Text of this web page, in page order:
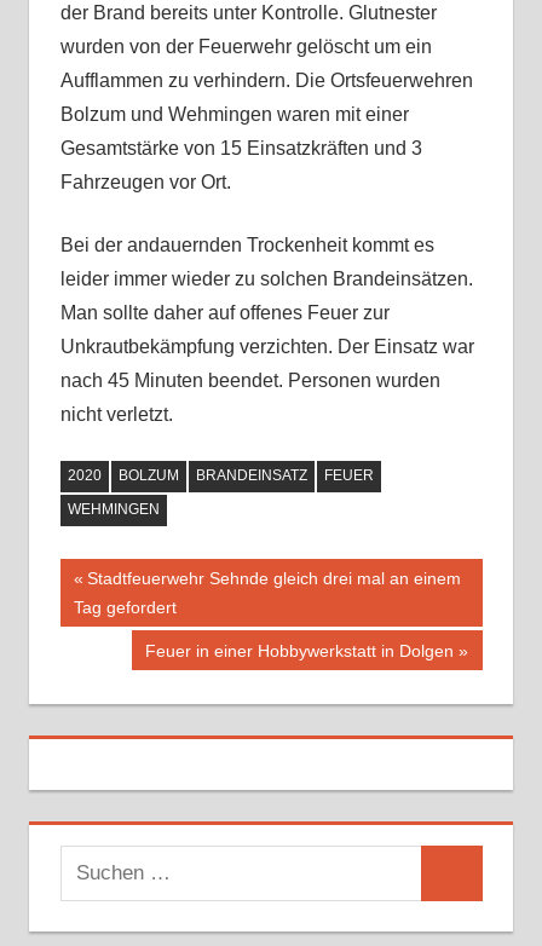
der Brand bereits unter Kontrolle. Glutnester
wurden von der Feuerwehr gelöscht um ein
Aufflammen zu verhindern. Die Ortsfeuerwehren
Bolzum und Wehmingen waren mit einer
Gesamtstärke von 15 Einsatzkräften und 3
Fahrzeugen vor Ort.
Bei der andauernden Trockenheit kommt es
leider immer wieder zu solchen Brandeinsätzen.
Man sollte daher auf offenes Feuer zur
Unkrautbekämpfung verzichten. Der Einsatz war
nach 45 Minuten beendet. Personen wurden
nicht verletzt.
2020 BOLZUM BRANDEINSATZ
FEUER
WEHMINGEN
Beitragsnavigation
Vorheriger
Beitrag:
Stadtfeuerwehr Sehnde gleich drei mal an einem
Tag gefordert
Nächster
Feuer in einer Hobbywerkstatt in Dolgen
u
c